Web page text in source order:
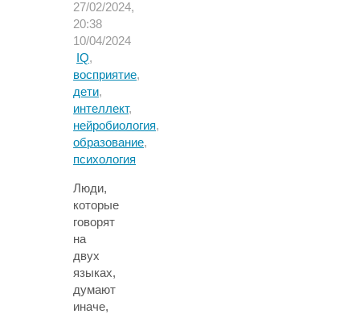
27/02/2024,
20:38
10/04/2024
IQ,
восприятие,
дети,
интеллект,
нейробиология,
образование,
психология
Люди,
которые
говорят
на
двух
языках,
думают
иначе,